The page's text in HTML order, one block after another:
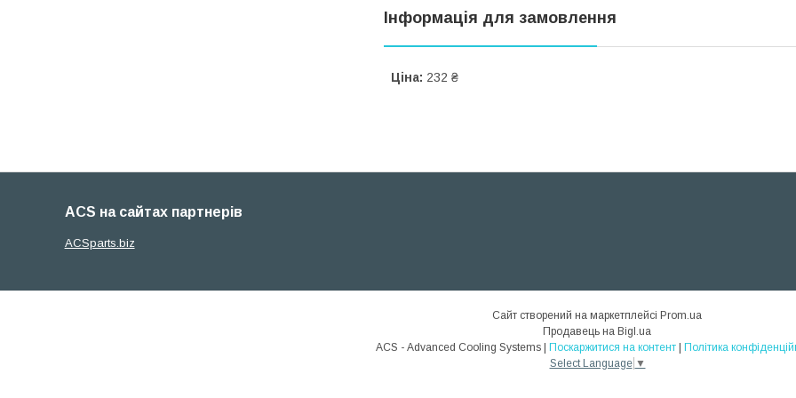
Інформація для замовлення
Ціна: 232 ₴
ACS на сайтах партнерів
ACSparts.biz
Сайт створений на маркетплейсі Prom.ua
Продавець на Bigl.ua
ACS - Advanced Cooling Systems | Поскаржитися на контент | Політика
Select Language ▼